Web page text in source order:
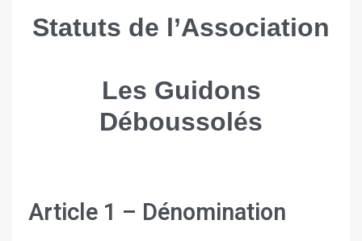
Statuts​ ​de​ ​l’Association
Les Guidons
Déboussolés
Article​ ​1​ ​–​ ​Dénomination